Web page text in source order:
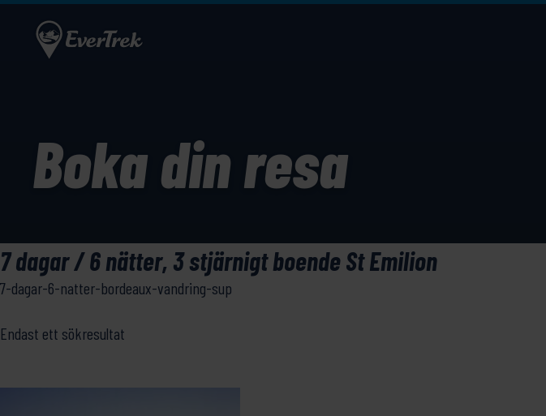
Boka din resa
7 dagar / 6 nätter, 3 stjärnigt boende St Emilion
7-dagar-6-natter-bordeaux-vandring-sup
Endast ett sökresultat